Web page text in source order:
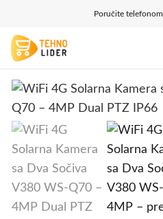
Poručite telefonom